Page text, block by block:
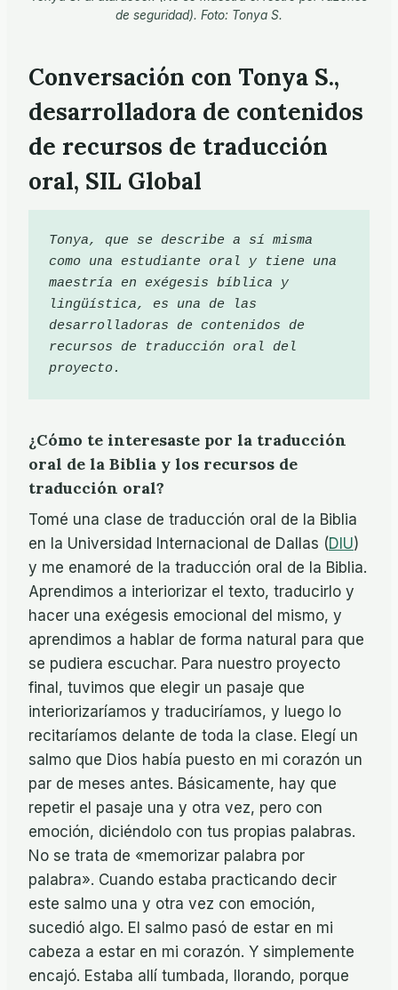
de seguridad). Foto: Tonya S.
Conversación con Tonya S.,
desarrolladora de contenidos
de recursos de traducción
oral, SIL Global
Tonya, que se describe a sí misma
como una estudiante oral y tiene una
maestría en exégesis bíblica y
lingüística, es una de las
desarrolladoras de contenidos de
recursos de traducción oral del
proyecto.
¿Cómo te interesaste por la traducción
oral de la Biblia y los recursos de
traducción oral?
Tomé una clase de traducción oral de la Biblia
en la Universidad Internacional de Dallas (DIU)
y me enamoré de la traducción oral de la Biblia.
Aprendimos a interiorizar el texto, traducirlo y
hacer una exégesis emocional del mismo, y
aprendimos a hablar de forma natural para que
se pudiera escuchar. Para nuestro proyecto
final, tuvimos que elegir un pasaje que
interiorizaríamos y traduciríamos, y luego lo
recitaríamos delante de toda la clase. Elegí un
salmo que Dios había puesto en mi corazón un
par de meses antes. Básicamente, hay que
repetir el pasaje una y otra vez, pero con
emoción, diciéndolo con tus propias palabras.
No se trata de «memorizar palabra por
palabra». Cuando estaba practicando decir
este salmo una y otra vez con emoción,
sucedió algo. El salmo pasó de estar en mi
cabeza a estar en mi corazón. Y simplemente
encajó. Estaba allí tumbada, llorando, porque